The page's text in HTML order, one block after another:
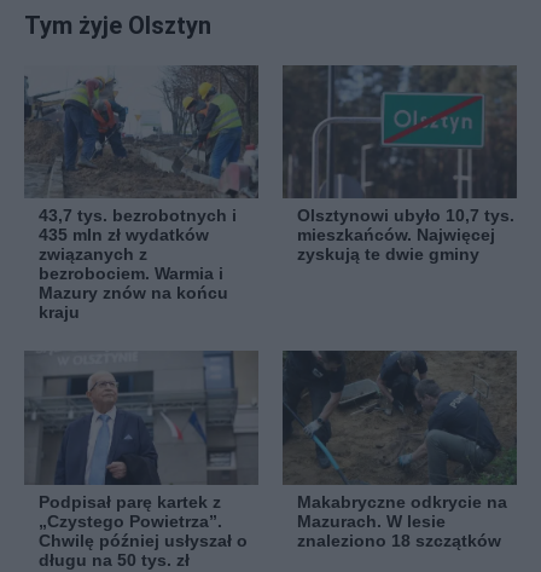
Tym żyje Olsztyn
43,7 tys. bezrobotnych i
435 mln zł wydatków
związanych z
bezrobociem. Warmia i
Mazury znów na końcu
kraju
Olsztynowi ubyło 10,7 tys.
mieszkańców. Najwięcej
zyskują te dwie gminy
Podpisał parę kartek z
„Czystego Powietrza”.
Chwilę później usłyszał o
długu na 50 tys. zł
Makabryczne odkrycie na
Mazurach. W lesie
znaleziono 18 szczątków